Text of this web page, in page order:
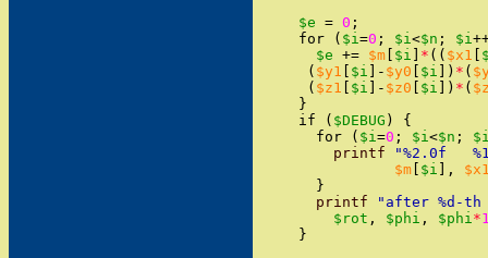
$e = 0 ;
for
( $i=0 ; $i<$n ; $i
$e += $m $i * ( ( $x1
( $y1 $i - $y0 $i ) * (
( $z1 $i - $z0 $i ) * (
}
if
( $DEBUG )
{
for
( $i=0 ; $i<$n ;
printf
"%2.0f
$m $i ,
}
printf
" after %d-th
$rot , $phi , $phi*
}